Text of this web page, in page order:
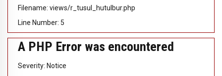
Filename: views/r_tusul_hutulbur.php
Line Number: 5
A PHP Error was encountered
Severity: Notice